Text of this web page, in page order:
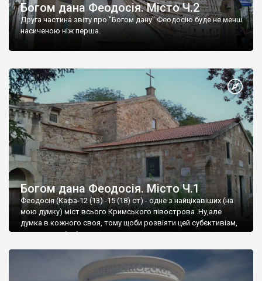
Богом дана Феодосія. Місто Ч.2
Друга частина звіту про "Богом дану" Феодосію буде не менш
насиченою ніж перша.
Богом дана Феодосія. Місто Ч.1
Феодосія (Кафа-12 (13) -15 (18) ст) - одне з найцікавіших (на
мою думку) міст всього Кримського півострова .Ну,але
думка в кожного своя, тому щоби розвіяти цей субєктивізм,
запрошую відвідати це